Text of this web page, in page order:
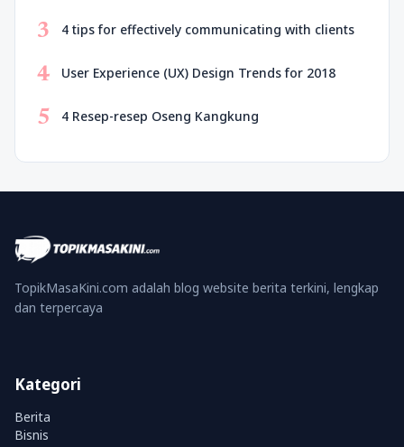
3 4 tips for effectively communicating with clients
4 User Experience (UX) Design Trends for 2018
5 4 Resep-resep Oseng Kangkung
TopikMasaKini.com adalah blog website berita terkini, lengkap
dan terpercaya
Kategori
Berita
Bisnis